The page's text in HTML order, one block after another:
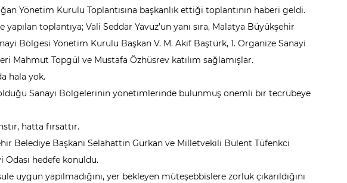
Yönetim Kurulu Toplantısına başkanlık ettiği toplantının haberi geldi.
toplantıya; Vali Seddar Yavuz’un yanı sıra, Malatya Büyükşehir
Bölgesi Yönetim Kurulu Başkan V. M. Akif Baştürk, 1. Organize Sanayi
Mahmut Topgül ve Mustafa Özhüsrev katılım sağlamışlar.
hala yok.
Sanayi Bölgelerinin yönetimlerinde bulunmuş önemli bir tecrübeye
hatta fırsattır.
Belediye Başkanı Selahattin Gürkan ve Milletvekili Bülent Tüfenkci
hedefe konuldu.
uygun yapılmadığını, yer bekleyen müteşebbislere zorluk çıkarıldığını